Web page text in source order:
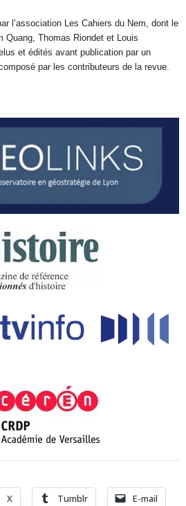
l’association Les Cahiers du Nem, dont le
Quang, Thomas Riondet et Louis
et édités avant publication par un
par les contributeurs de la revue.
X Tumblr E-mail